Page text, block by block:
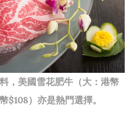
，美國雪花肥牛（大：港幣
$108）亦是熱門選擇。